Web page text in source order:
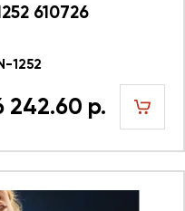
610726
1252
242.60 р.